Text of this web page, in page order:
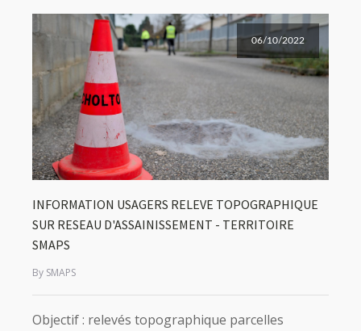
06/10/2022
INFORMATION USAGERS RELEVE TOPOGRAPHIQUE
SUR RESEAU D'ASSAINISSEMENT - TERRITOIRE
SMAPS
By SMAPS
Objectif : relevés topographique parcelles